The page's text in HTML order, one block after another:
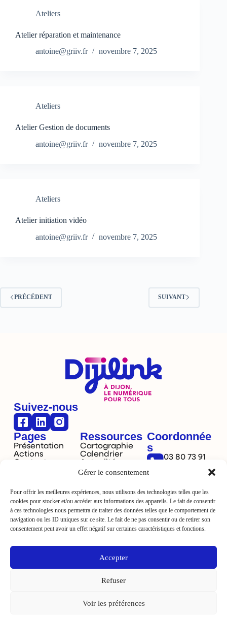
Gérer le consentement
Pour offrir les meilleures expériences, nous utilisons des technologies telles que les
cookies pour stocker et/ou accéder aux informations des appareils. Le fait de consentir
à ces technologies nous permettra de traiter des données telles que le comportement de
navigation ou les ID uniques sur ce site. Le fait de ne pas consentir ou de retirer son
consentement peut avoir un effet négatif sur certaines caractéristiques et fonctions.
Accepter
Refuser
Voir les préférences
Ateliers
Atelier réparation et maintenance
antoine@griiv.fr
novembre 7, 2025
Ateliers
Atelier Gestion de documents
antoine@griiv.fr
novembre 7, 2025
Ateliers
Atelier initiation vidéo
antoine@griiv.fr
novembre 7, 2025
PRÉCÉDENT SUIVANT
Suivez-nous
Pages
Présentation
Actions
Ressources
Cartographie
Calendrier
Coordonnée
s
03 80 73 91
La Ville de Dijon est le financeur
de Dijilink.